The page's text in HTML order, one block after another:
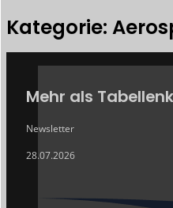
Kategorie:
Mehr als
Newsletter
28.07.2026